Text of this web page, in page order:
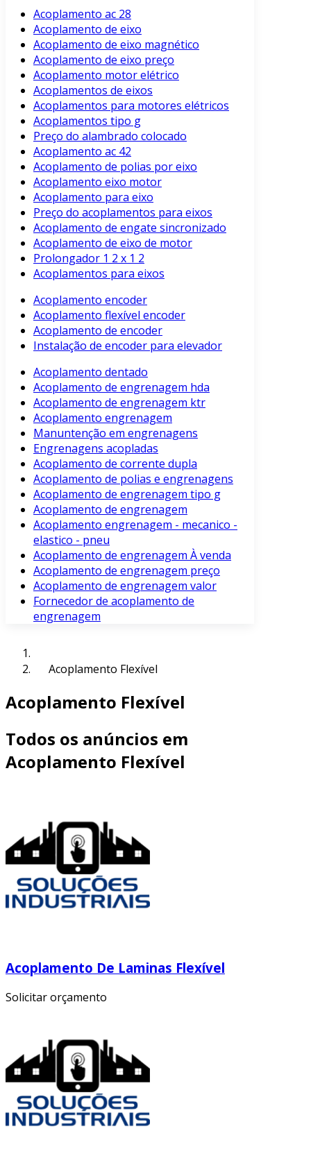
Acoplamento ac 28
Acoplamento de eixo
Acoplamento de eixo magnético
Acoplamento de eixo preço
Acoplamento motor elétrico
Acoplamentos de eixos
Acoplamentos para motores elétricos
Acoplamentos tipo g
Preço do alambrado colocado
Acoplamento ac 42
Acoplamento de polias por eixo
Acoplamento eixo motor
Acoplamento para eixo
Preço do acoplamentos para eixos
Acoplamento de engate sincronizado
Acoplamento de eixo de motor
Prolongador 1 2 x 1 2
Acoplamentos para eixos
Acoplamento encoder
Acoplamento flexível encoder
Acoplamento de encoder
Instalação de encoder para elevador
Acoplamento dentado
Acoplamento de engrenagem hda
Acoplamento de engrenagem ktr
Acoplamento engrenagem
Manuntenção em engrenagens
Engrenagens acopladas
Acoplamento de corrente dupla
Acoplamento de polias e engrenagens
Acoplamento de engrenagem tipo g
Acoplamento de engrenagem
Acoplamento engrenagem - mecanico -
elastico - pneu
Acoplamento de engrenagem À venda
Acoplamento de engrenagem preço
Acoplamento de engrenagem valor
Fornecedor de acoplamento de
engrenagem
Acoplamento Flexível
Acoplamento Flexível
Todos os anúncios em
Acoplamento Flexível
Acoplamento De Laminas Flexível
Solicitar orçamento